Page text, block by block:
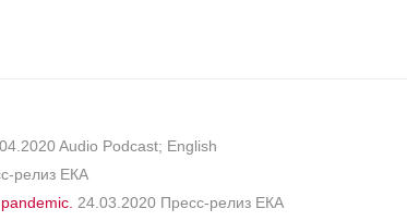
Audio Podcast; English
релиз ЕКА
24.03.2020 Пресс-релиз ЕКА